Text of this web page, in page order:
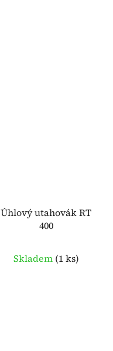
Úhlový utahovák RT
400
Skladem (1 ks)